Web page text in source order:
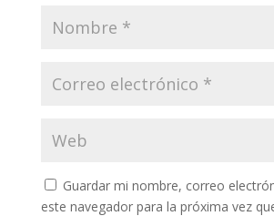
Guardar mi nombre, correo
este navegador para la próxima vez